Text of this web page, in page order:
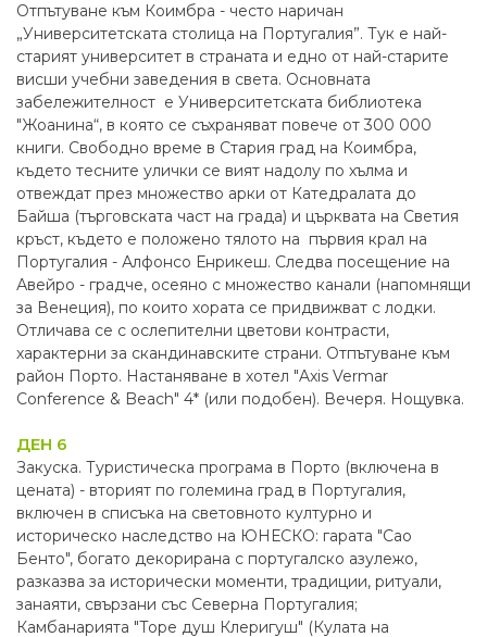
Отпътуване към Коимбра - често наричан
„Университетската столица на Португалия”. Тук е най-
старият университет в страната и едно от най-старите
висши учебни заведения в света. Основната
забележителност е Университетската библиотека
"Жоанина“, в която се съхраняват повече от 300 000
книги. Свободно време в Стария град на Коимбра,
където тесните улички се вият надолу по хълма и
отвеждат през множество арки от Катедралата до
Байша (търговската част на града) и църквата на Светия
кръст, където е положено тялото на първия крал на
Португалия - Алфонсо Енрикеш. Следва посещение на
Авейро - градче, осеяно с множество канали (напомнящи
за Венеция), по които хората се придвижват с лодки.
Отличава се с ослепителни цветови контрасти,
характерни за скандинавските страни. Отпътуване към
район Порто. Настаняване в хотел "Axis Vermar
Conference & Beach" 4* (или подобен). Вечеря. Нощувка.
ДЕН 6
Закуска. Туристическа програма в Порто (включена в
цената) - вторият по големина град в Португалия,
включен в списъка на световното културно и
историческо наследство на ЮНЕСКО: гарата "Сао
Бенто", богато декорирана с португалско азулежо,
разказва за исторически моменти, традиции, ритуали,
занаяти, свързани със Северна Португалия;
Камбанарията "Торе душ Клеригуш" (Кулата на